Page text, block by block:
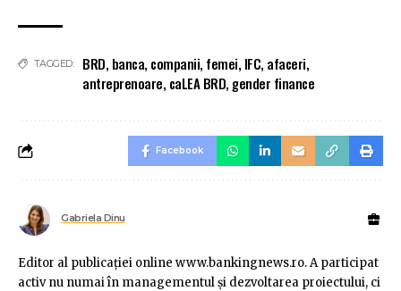
TAGGED: BRD, banca, companii, femei, IFC, afaceri,
antreprenoare, caLEA BRD, gender finance
Facebook
Gabriela Dinu
Editor al publicaţiei online www.bankingnews.ro. A participat
activ nu numai în managementul şi dezvoltarea proiectului, ci